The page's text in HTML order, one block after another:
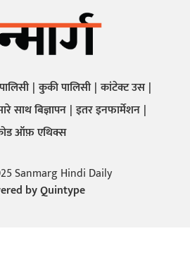
कुकी पालिसी कांटेक्ट उस
साथ बिज्ञापन इतर इनफार्मेशन
ऑफ़ एथिक्स
Sanmarg Hindi Daily
byQuintype